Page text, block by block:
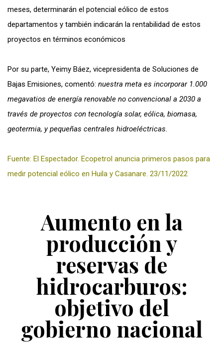
meses, determinarán el potencial eólico de estos
departamentos y también indicarán la rentabilidad de estos
proyectos en términos económicos
Por su parte, Yeimy Báez, vicepresidenta de Soluciones de
Bajas Emisiones, comentó: nuestra meta es incorporar 1.000
megavatios de energía renovable no convencional a 2030 a
través de proyectos con tecnología solar, eólica, biomasa,
geotermia, y pequeñas centrales hidroeléctricas.
Fuente: El Espectador. Ecopetrol anuncia primeros pasos para
medir potencial eólico en Huila y Casanare. 23/11/2022
Aumento en la
producción y
reservas de
hidrocarburos:
objetivo del
gobierno nacional